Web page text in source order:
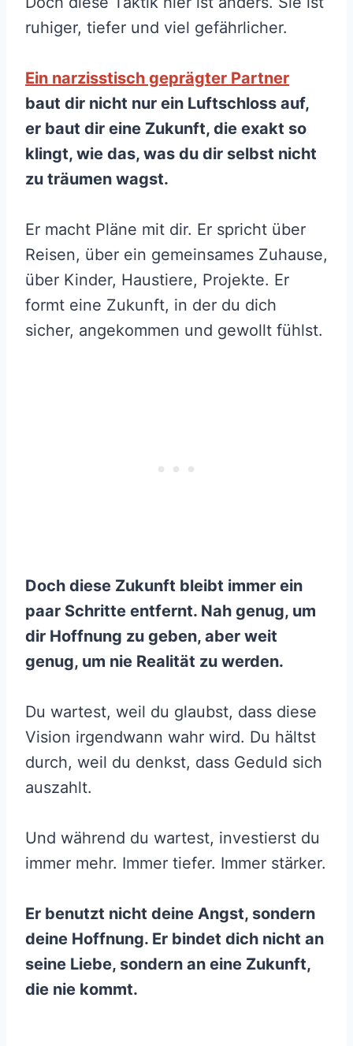
ruhiger, tiefer und viel gefährlicher.
Ein narzisstisch geprägter Partner
baut dir nicht nur ein Luftschloss auf,
er baut dir eine Zukunft, die exakt so
klingt, wie das, was du dir selbst nicht
zu träumen wagst.
Er macht Pläne mit dir. Er spricht über
Reisen, über ein gemeinsames Zuhause,
über Kinder, Haustiere, Projekte. Er
formt eine Zukunft, in der du dich
sicher, angekommen und gewollt fühlst.
Doch diese Zukunft bleibt immer ein
paar Schritte entfernt. Nah genug, um
dir Hoffnung zu geben, aber weit
genug, um nie Realität zu werden.
Du wartest, weil du glaubst, dass diese
Vision irgendwann wahr wird. Du hältst
durch, weil du denkst, dass Geduld sich
auszahlt.
Und während du wartest, investierst du
immer mehr. Immer tiefer. Immer stärker.
Er benutzt nicht deine Angst, sondern
deine Hoffnung. Er bindet dich nicht an
seine Liebe, sondern an eine Zukunft,
die nie kommt.